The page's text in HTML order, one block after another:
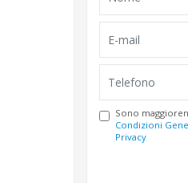
Sono
Condizioni
Privacy